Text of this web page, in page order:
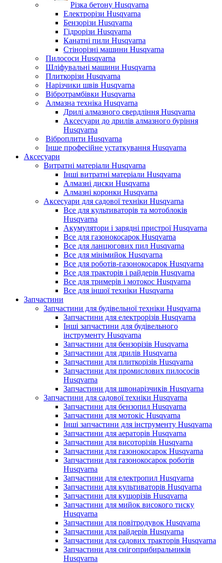
Різка бетону Husqvarna
Електрорізи Husqvarna
Бензорізи Husqvarna
Гідрорізи Husqvarna
Канатні пили Husqvarna
Стінорізні машини Husqvarna
Пилососи Husqvarna
Шліфувальні машини Husqvarna
Плиткорізи Husqvarna
Нарізчики швів Husqvarna
Вібротрамбівки Husqvarna
Алмазна техніка Husqvarna
Дрилі алмазного свердління Husqvarna
Аксесуари до дрилів алмазного буріння
Husqvarna
Віброплити Husqvarna
Інше професійне устаткування Husqvarna
Аксесуари
Витратні матеріали Husqvarna
Інші витратні матеріали Husqvarna
Алмазні диски Husqvarna
Алмазні коронки Husqvarna
Аксесуари для садової техніки Husqvarna
Все для культиваторів та мотоблоків
Husqvarna
Акумулятори і зарядні пристрої Husqvarna
Все для газонокосарок Husqvarna
Все для ланцюгових пил Husqvarna
Все для мінімийок Husqvarna
Все для роботів-газонокосарок Husqvarna
Все для тракторів і райдерів Husqvarna
Все для тримерів і мотокос Husqvarna
Все для іншої техніки Husqvarna
Запчастини
Запчастини для будівельної техніки Husqvarna
Запчастини для електрорізів Husqvarna
Інші запчастини для будівельного
інструменту Husqvarna
Запчастини для бензорізів Husqvarna
Запчастини для дрилів Husqvarna
Запчастини для плиткорізів Husqvarna
Запчастини для промислових пилососів
Husqvarna
Запчастини для швонарізчиків Husqvarna
Запчастини для садової техніки Husqvarna
Запчастини для бензопил Husqvarna
Запчастини для мотокіс Husqvarna
Інші запчастини для інструменту Husqvarna
Запчастини для аераторів Husqvarna
Запчастини для висоторізів Husqvarna
Запчастини для газонокосарок Husqvarna
Запчастини для газонокосарок роботів
Husqvarna
Запчастини для електропил Husqvarna
Запчастини для культиваторів Husqvarna
Запчастини для кущорізів Husqvarna
Запчастини для мийок високого тиску
Husqvarna
Запчастини для повітродувок Husqvarna
Запчастини для райдерів Husqvarna
Запчастини для садових тракторів Husqvarna
Запчастини для снігоприбиральників
Husqvarna